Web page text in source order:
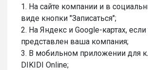
1. На сайте компании и в
виде кнопки "Записаться";
2. На Яндекс и Google-картах,
представлен ваша компания;
3. В мобильном приложении для
DIKIDI Online;